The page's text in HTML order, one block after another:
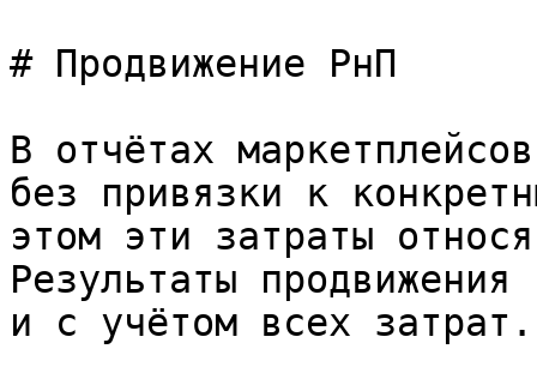
# Продвижение РнП
В отчётах
без привязки к
этом эти затраты
Результаты
и с учётом всех затрат.